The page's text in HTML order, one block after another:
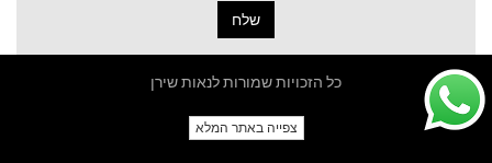
שלח
כל הזכויות שמורות לנאות שירן
צפייה באתר המלא